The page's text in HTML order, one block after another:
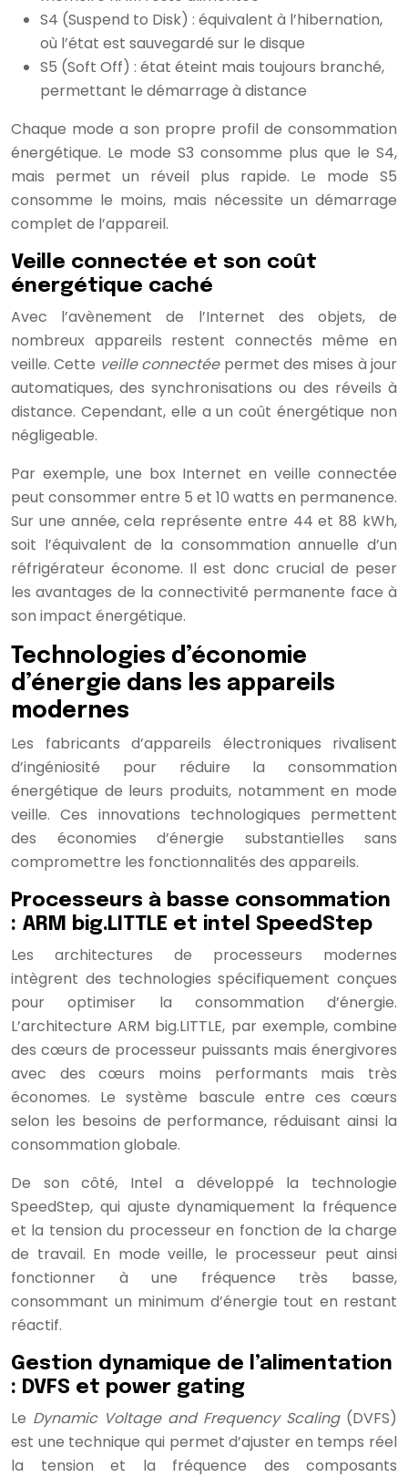
S4 (Suspend to Disk) : équivalent à l’hibernation,
où l’état est sauvegardé sur le disque
S5 (Soft Off) : état éteint mais toujours branché,
permettant le démarrage à distance
Chaque mode a son propre profil de consommation
énergétique. Le mode S3 consomme plus que le S4,
mais permet un réveil plus rapide. Le mode S5
consomme le moins, mais nécessite un démarrage
complet de l’appareil.
Veille connectée et son coût
énergétique caché
Avec l’avènement de l’Internet des objets, de
nombreux appareils restent connectés même en
veille. Cette veille connectée permet des mises à jour
automatiques, des synchronisations ou des réveils à
distance. Cependant, elle a un coût énergétique non
négligeable.
Par exemple, une box Internet en veille connectée
peut consommer entre 5 et 10 watts en permanence.
Sur une année, cela représente entre 44 et 88 kWh,
soit l’équivalent de la consommation annuelle d’un
réfrigérateur économe. Il est donc crucial de peser
les avantages de la connectivité permanente face à
son impact énergétique.
Technologies d’économie
d’énergie dans les appareils
modernes
Les fabricants d’appareils électroniques rivalisent
d’ingéniosité pour réduire la consommation
énergétique de leurs produits, notamment en mode
veille. Ces innovations technologiques permettent
des économies d’énergie substantielles sans
compromettre les fonctionnalités des appareils.
Processeurs à basse consommation
: ARM big.LITTLE et intel SpeedStep
Les architectures de processeurs modernes
intègrent des technologies spécifiquement conçues
pour optimiser la consommation d’énergie.
L’architecture ARM big.LITTLE, par exemple, combine
des cœurs de processeur puissants mais énergivores
avec des cœurs moins performants mais très
économes. Le système bascule entre ces cœurs
selon les besoins de performance, réduisant ainsi la
consommation globale.
De son côté, Intel a développé la technologie
SpeedStep, qui ajuste dynamiquement la fréquence
et la tension du processeur en fonction de la charge
de travail. En mode veille, le processeur peut ainsi
fonctionner à une fréquence très basse,
consommant un minimum d’énergie tout en restant
réactif.
Gestion dynamique de l’alimentation
: DVFS et power gating
Le Dynamic Voltage and Frequency Scaling (DVFS)
est une technique qui permet d’ajuster en temps réel
la tension et la fréquence des composants